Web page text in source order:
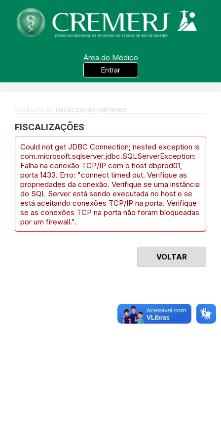
Área do Médico
Entrar
VOCÊ ESTÁ EM: FISCALIZAÇÃO / INFORMES
FISCALIZAÇÕES
Could not get JDBC Connection; nested exception is
com.microsoft.sqlserver.jdbc.SQLServerException:
Falha na conexão TCP/IP com o host dbprod01,
porta 1433. Erro: "connect timed out. Verifique as
propriedades da conexão. Verifique se uma instância
do SQL Server está sendo executada no host e se
está aceitando conexões TCP/IP na porta. Verifique
se as conexões TCP na porta não foram bloqueadas
por um firewall.".
VOLTAR